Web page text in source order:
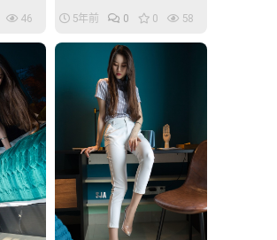
46 5年前 0 0 58